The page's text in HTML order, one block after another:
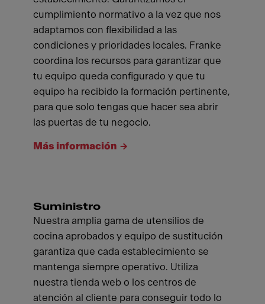
cumplimiento normativo a la vez que nos
adaptamos con flexibilidad a las
condiciones y prioridades locales. Franke
coordina los recursos para garantizar que
tu equipo queda configurado y que tu
equipo ha recibido la formación pertinente,
para que solo tengas que hacer sea abrir
las puertas de tu negocio.
Más información
Suministro
Nuestra amplia gama de utensilios de
cocina aprobados y equipo de sustitución
garantiza que cada establecimiento se
mantenga siempre operativo. Utiliza
nuestra tienda web o los centros de
atención al cliente para conseguir todo lo